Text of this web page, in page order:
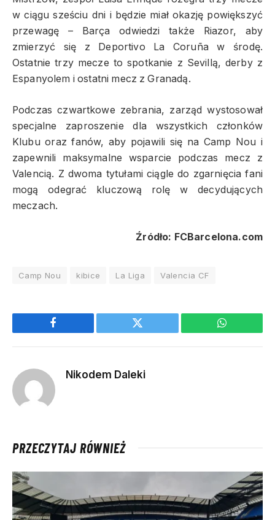
w ciągu sześciu dni i będzie miał okazję powiększyć
przewagę – Barça odwiedzi także Riazor, aby
zmierzyć się z Deportivo La Coruña w środę.
Ostatnie trzy mecze to spotkanie z Sevillą, derby z
Espanyolem i ostatni mecz z Granadą.
Podczas czwartkowe zebrania, zarząd wystosował
specjalne zaproszenie dla wszystkich członków
Klubu oraz fanów, aby pojawili się na Camp Nou i
zapewnili maksymalne wsparcie podczas mecz z
Valencią. Z dwoma tytułami ciągle do zgarnięcia fani
mogą odegrać kluczową rolę w decydujących
meczach.
Źródło: FCBarcelona.com
Camp Nou kibice La Liga Valencia CF
Facebook Twitter WhatsApp
Nikodem Daleki
PRZECZYTAJ RÓWNIEŻ